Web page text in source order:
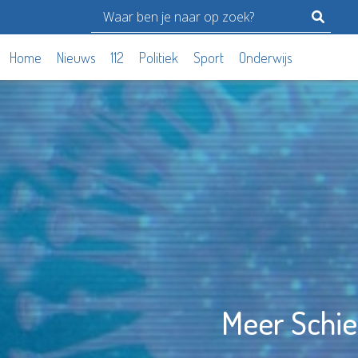
Home Nieuws 112 Politiek Sport Onderwijs
Meer